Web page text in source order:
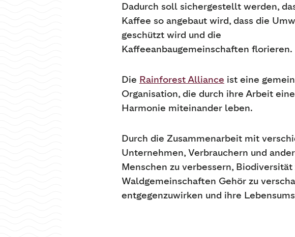
Dadurch soll sichergestellt werden,
Kaffee so angebaut wird, dass die
geschützt wird und die
Kaffeeanbaugemeinschaften florieren.
Die Rainforest Alliance ist eine
Organisation, die durch ihre Arbeit
Harmonie miteinander leben.
Durch die Zusammenarbeit mit
Unternehmen, Verbrauchern und
Menschen zu verbessern,
Waldgemeinschaften Gehör zu
entgegenzuwirken und ihre